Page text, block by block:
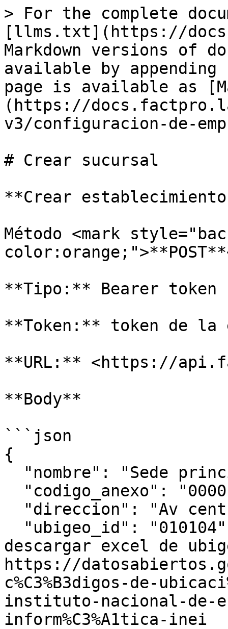
> For the complete
[llms.txt](https://
Markdown versions of
available by
page is available as
(https://
v3/configuracion-de-
# Crear sucursal
**Crear
Método <mark
**Tipo:** Bearer token
**Token:** token de la
**URL:** <https://
**Body**
```json
{
descargar excel de
https://
c%C3%B3digos-de-
instituto-nacional-de-
inform%C3%A1tica-inei